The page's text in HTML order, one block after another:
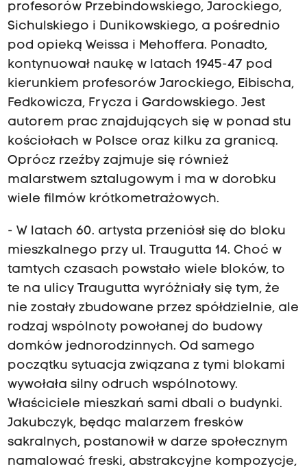
profesorów Przebindowskiego, Jarockiego,
Sichulskiego i Dunikowskiego, a pośrednio
pod opieką Weissa i Mehoffera. Ponadto,
kontynuował naukę w latach 1945-47 pod
kierunkiem profesorów Jarockiego, Eibischa,
Fedkowicza, Frycza i Gardowskiego. Jest
autorem prac znajdujących się w ponad stu
kościołach w Polsce oraz kilku za granicą.
Oprócz rzeźby zajmuje się również
malarstwem sztalugowym i ma w dorobku
wiele filmów krótkometrażowych.
- W latach 60. artysta przeniósł się do bloku
mieszkalnego przy ul. Traugutta 14. Choć w
tamtych czasach powstało wiele bloków, to
te na ulicy Traugutta wyróżniały się tym, że
nie zostały zbudowane przez spółdzielnie, ale
rodzaj wspólnoty powołanej do budowy
domków jednorodzinnych. Od samego
początku sytuacja związana z tymi blokami
wywołała silny odruch wspólnotowy.
Właściciele mieszkań sami dbali o budynki.
Jakubczyk, będąc malarzem fresków
sakralnych, postanowił w darze społecznym
namalować freski, abstrakcyjne kompozycje,